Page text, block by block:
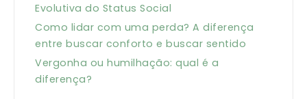
Evolutiva do Status Social
Como lidar com uma perda? A diferença
entre buscar conforto e buscar sentido
Vergonha ou humilhação: qual é a
diferença?